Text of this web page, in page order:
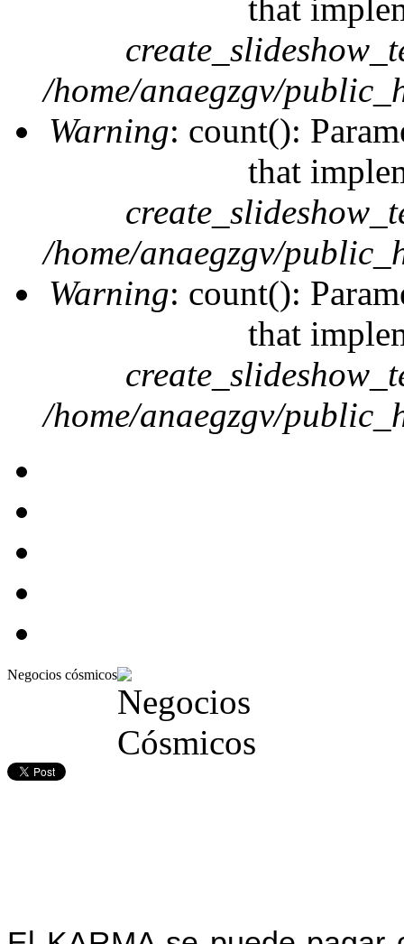
that
/home/anaegzgv/
Warning: count():
that
/home/anaegzgv/
Warning: count():
that
/home/anaegzgv/
Negocios cósmicos